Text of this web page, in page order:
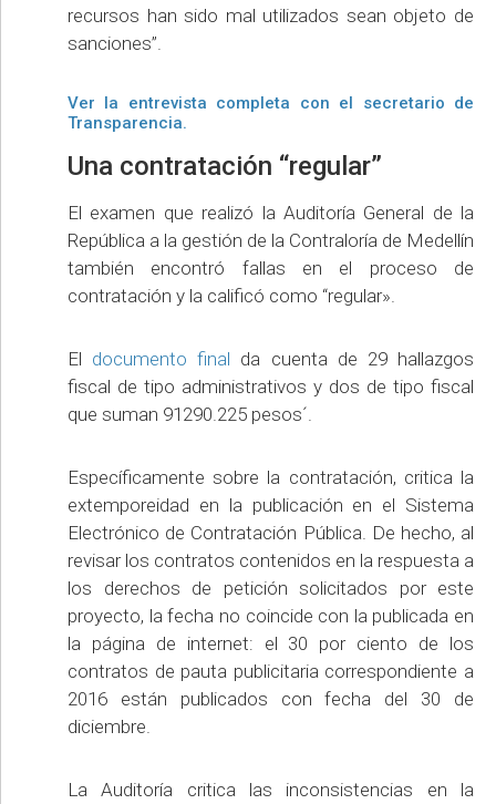
recursos han sido mal utilizados sean objeto de
sanciones”.
Ver la entrevista completa con el secretario de
Transparencia.
Una contratación “regular”
El examen que realizó la Auditoría General de la
República a la gestión de la Contraloría de Medellín
también encontró fallas en el proceso de
contratación y la calificó como “regular».
El documento final da cuenta de 29 hallazgos
fiscal de tipo administrativos y dos de tipo fiscal
que suman 91290.225 pesos´.
Específicamente sobre la contratación, critica la
extemporeidad en la publicación en el Sistema
Electrónico de Contratación Pública. De hecho, al
revisar los contratos contenidos en la respuesta a
los derechos de petición solicitados por este
proyecto, la fecha no coincide con la publicada en
la página de internet: el 30 por ciento de los
contratos de pauta publicitaria correspondiente a
2016 están publicados con fecha del 30 de
diciembre.
La Auditoría critica las inconsistencias en la